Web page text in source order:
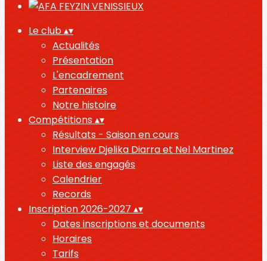
Le club▴▾
Actualités
Présentation
L'encadrement
Partenaires
Notre histoire
Compétitions▴▾
Résultats - Saison en cours
Interview Djelika Diarra et Nel Martinez
Liste des engagés
Calendrier
Records
Inscription 2026-2027 ▴▾
Dates inscriptions et documents
Horaires
Tarifs